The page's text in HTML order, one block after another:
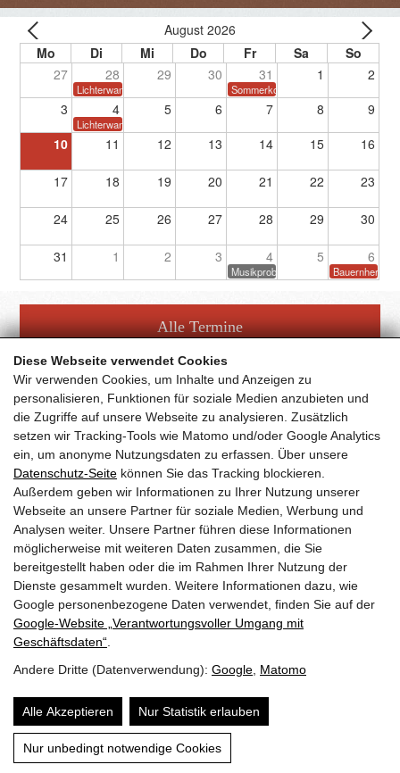
Diese Webseite verwendet Cookies
Wir verwenden Cookies, um Inhalte und Anzeigen zu
personalisieren, Funktionen für soziale Medien anzubieten und
die Zugriffe auf unsere Webseite zu analysieren. Zusätzlich
setzen wir Tracking-Tools wie Matomo und/oder Google Analytics
ein, um anonyme Nutzungsdaten zu erfassen. Über unsere
Datenschutz-Seite können Sie das Tracking blockieren.
Außerdem geben wir Informationen zu Ihrer Nutzung unserer
Webseite an unsere Partner für soziale Medien, Werbung und
Analysen weiter. Unsere Partner führen diese Informationen
möglicherweise mit weiteren Daten zusammen, die Sie
bereitgestellt haben oder die im Rahmen Ihrer Nutzung der
Dienste gesammelt wurden. Weitere Informationen dazu, wie
Google personenbezogene Daten verwendet, finden Sie auf der
Google‑Website „Verantwortungsvoller Umgang mit
Geschäftsdaten“
Andere Dritte (Datenverwendung): Google Matomo
Alle Akzeptieren Nur Statistik erlauben
Nur unbedingt notwendige Cookies
August 2026
27 28 29 30 31 1 2
Lichterwanderung Sommerkonzert
3 4 5 6 7 8 9
Lichterwanderung
10 11 12 13 14 15 16
17 18 19 20 21 22 23
24 25 26 27 28 29 30
31 1 2 3 4 5 6
Musikprobe
Alle Termine
Facebook Fanpage
YouTube Channel
Trachtenmusikkapelle Taxenbach
Obfrau:Andrea Hofer
Gschwandtnerberg 21
5660Taxenbach
Sitemap
Impressum & Datenschutz